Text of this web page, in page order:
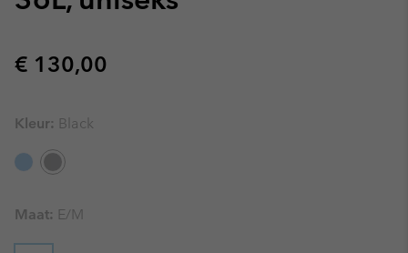
Regular price:
€ 130,00
Kleur: Black
Maat: E/M